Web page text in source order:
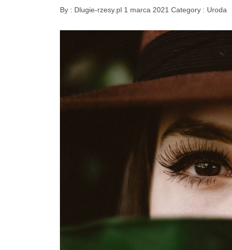
By : Dlugie-rzesy.pl 1 marca 2021 Category : Uroda